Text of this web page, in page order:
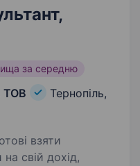
за середню
ТОВ
Тернопіль,
взяти